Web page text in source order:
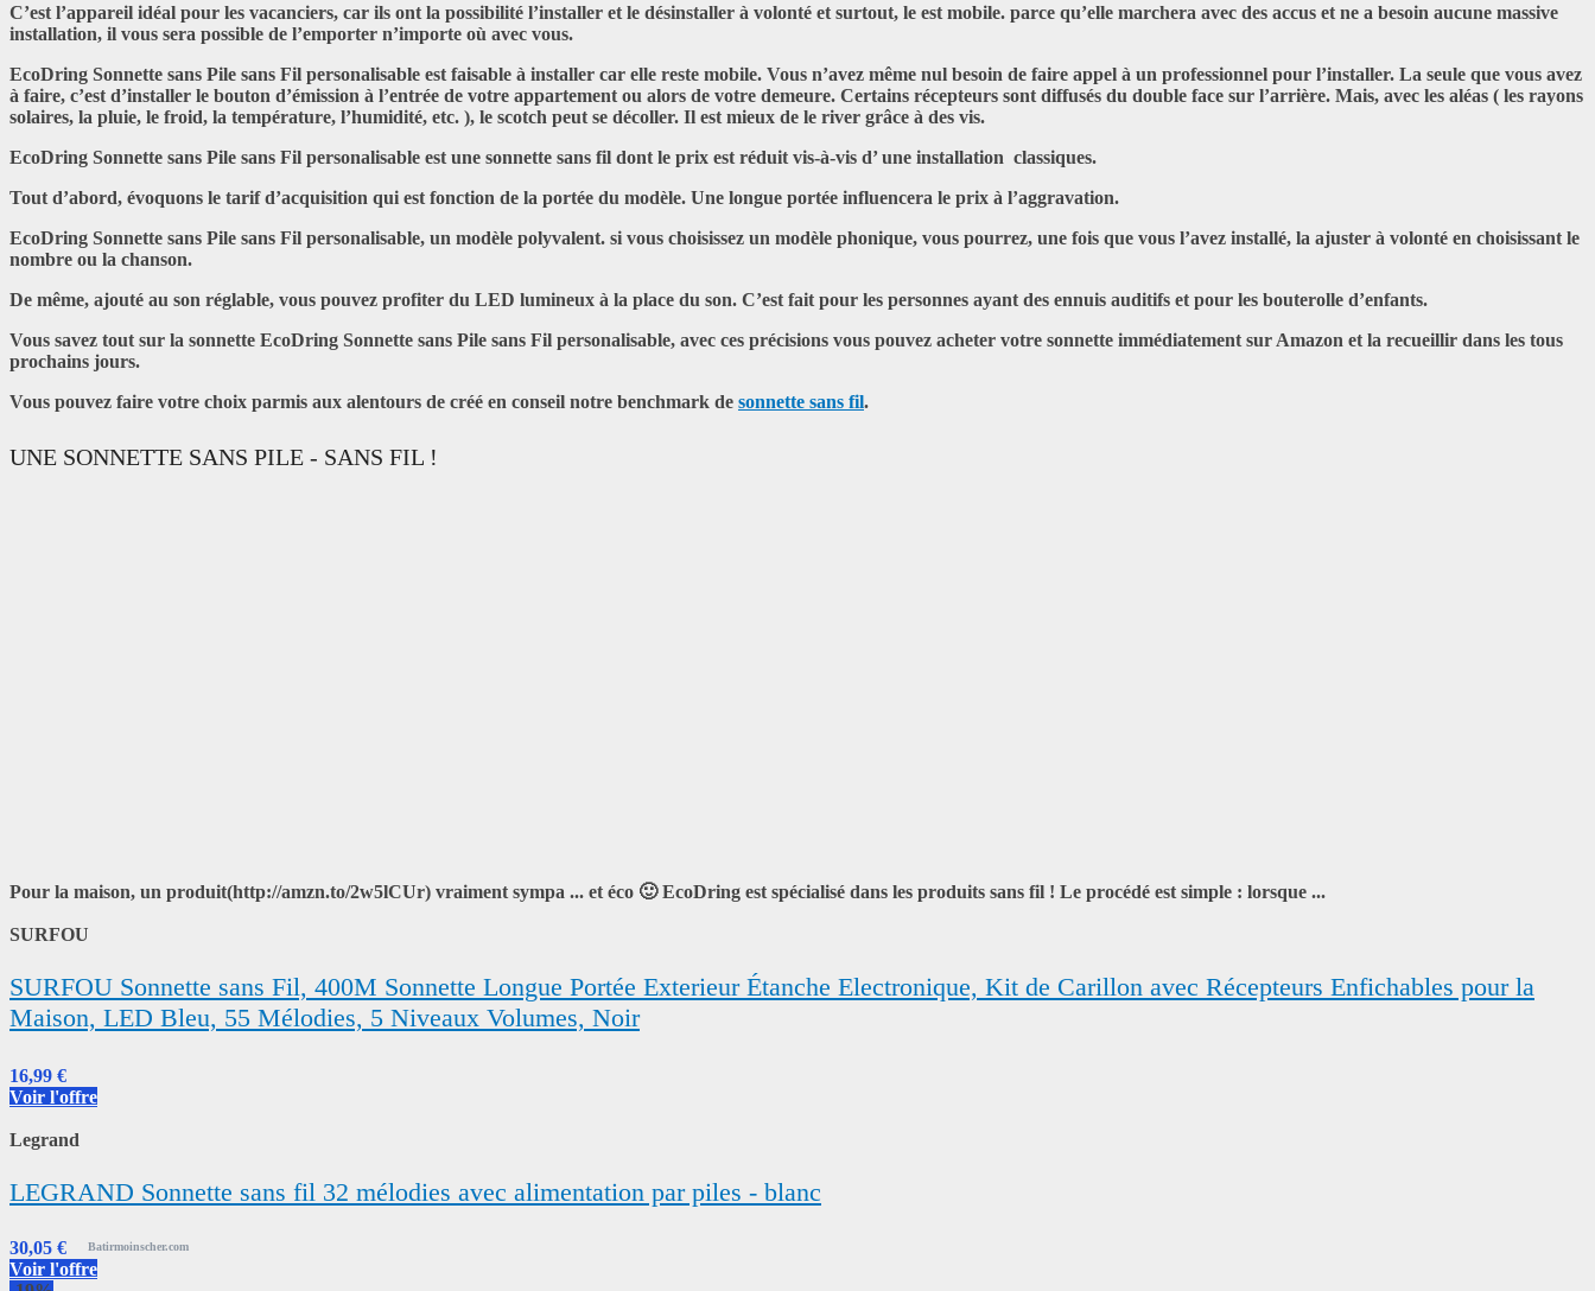
C’est l’appareil idéal pour les vacanciers, car ils ont la possibilité l’installer et le désinstaller à volonté et surtout, le est mobile. parce qu’elle marchera avec des accus et ne a besoin aucune massive
installation, il vous sera possible de l’emporter n’importe où avec vous.
EcoDring Sonnette sans Pile sans Fil personalisable est faisable à installer car elle reste mobile. Vous n’avez même nul besoin de faire appel à un professionnel pour l’installer. La seule que vous avez
à faire, c’est d’installer le bouton d’émission à l’entrée de votre appartement ou alors de votre demeure. Certains récepteurs sont diffusés du double face sur l’arrière. Mais, avec les aléas ( les rayons
solaires, la pluie, le froid, la température, l’humidité, etc. ), le scotch peut se décoller. Il est mieux de le river grâce à des vis.
EcoDring Sonnette sans Pile sans Fil personalisable est une sonnette sans fil dont le prix est réduit vis-à-vis d’ une installation classiques.
Tout d’abord, évoquons le tarif d’acquisition qui est fonction de la portée du modèle. Une longue portée influencera le prix à l’aggravation.
EcoDring Sonnette sans Pile sans Fil personalisable, un modèle polyvalent. si vous choisissez un modèle phonique, vous pourrez, une fois que vous l’avez installé, la ajuster à volonté en choisissant le
nombre ou la chanson.
De même, ajouté au son réglable, vous pouvez profiter du LED lumineux à la place du son. C’est fait pour les personnes ayant des ennuis auditifs et pour les bouterolle d’enfants.
Vous savez tout sur la sonnette EcoDring Sonnette sans Pile sans Fil personalisable, avec ces précisions vous pouvez acheter votre sonnette immédiatement sur Amazon et la recueillir dans les tous
prochains jours.
Vous pouvez faire votre choix parmis aux alentours de créé en conseil notre benchmark de sonnette sans fil.
UNE SONNETTE SANS PILE - SANS FIL !
Pour la maison, un produit(http://amzn.to/2w5lCUr) vraiment sympa ... et éco 🙂 EcoDring est spécialisé dans les produits sans fil ! Le procédé est simple : lorsque ...
SURFOU
SURFOU Sonnette sans Fil, 400M Sonnette Longue Portée Exterieur Étanche Electronique, Kit de Carillon avec Récepteurs Enfichables pour la
Maison, LED Bleu, 55 Mélodies, 5 Niveaux Volumes, Noir
16,99 €
Voir l'offre
Legrand
LEGRAND Sonnette sans fil 32 mélodies avec alimentation par piles - blanc
30,05 € Batirmoinscher.com
Voir l'offre